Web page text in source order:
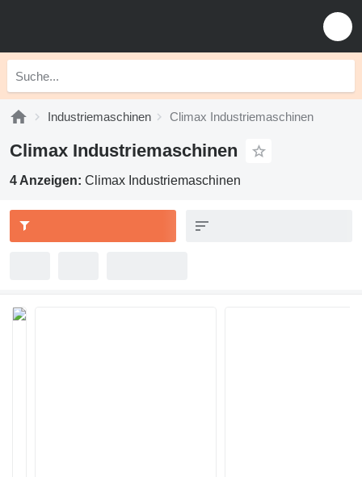
Industriemaschinen Climax Industriemaschinen
Climax Industriemaschinen
4 Anzeigen: Climax Industriemaschinen